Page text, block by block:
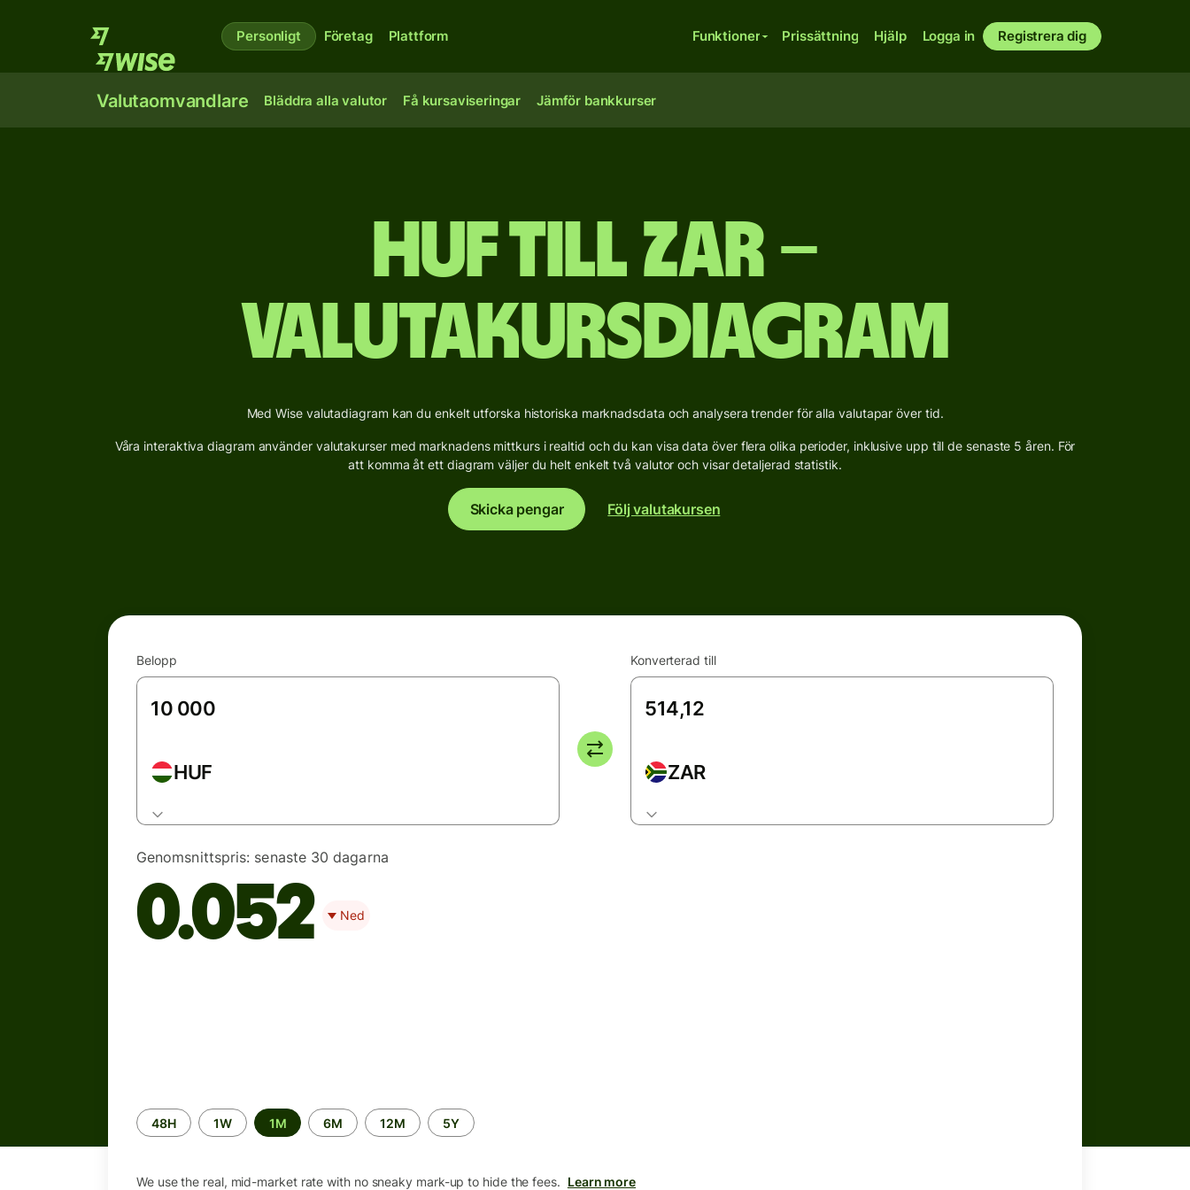
Personligt Företag Plattform Funktioner Prissättning Hjälp Logga in Registrera dig
Valutaomvandlare Bläddra alla valutor Få kursaviseringar Jämför bankkurser
HUF till ZAR –
Valutakursdiagram
Med Wise valutadiagram kan du enkelt utforska historiska marknadsdata och analysera trender för alla valutapar över tid.
Våra interaktiva diagram använder valutakurser med marknadens mittkurs i realtid och du kan visa data över flera olika perioder, inklusive upp till de senaste 5 åren. För
att komma åt ett diagram väljer du helt enkelt två valutor och visar detaljerad statistik.
Skicka pengar Följ valutakursen
Belopp
HUF
Konverterad till
ZAR
Genomsnittspris: senaste 30 dagarna
0.052 Ned
Time
period
48H 1W 1M 6M 12M 5Y
We use the real, mid-market rate with no sneaky mark-up to hide the fees. Learn more